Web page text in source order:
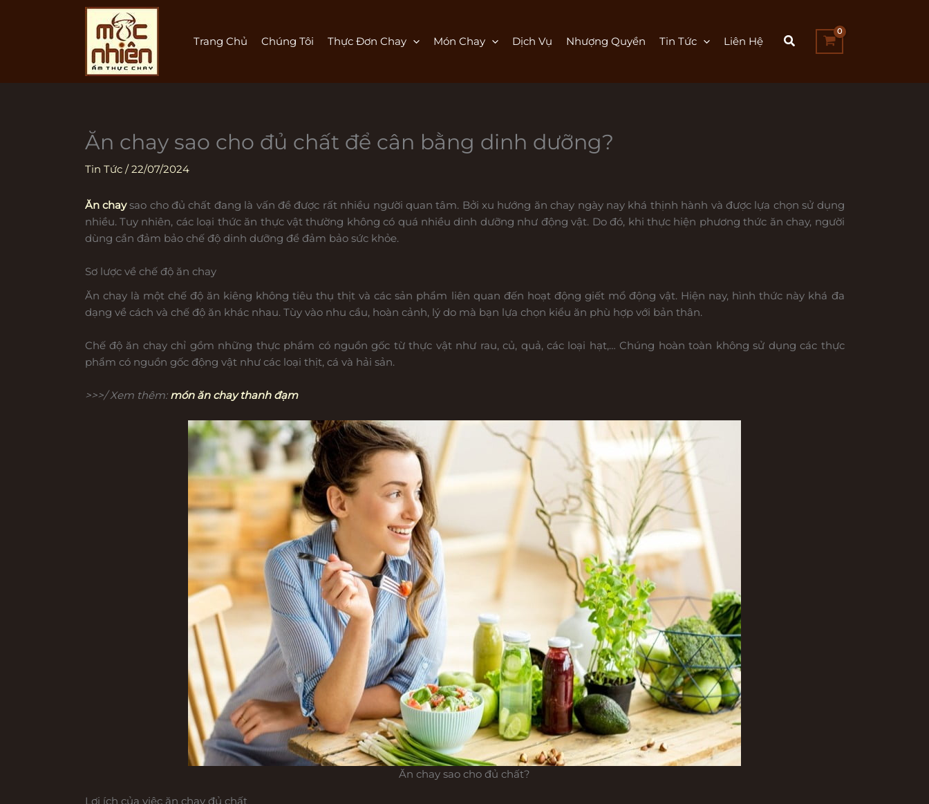
Trang Chủ Chúng Tôi Thực Đơn Chay Món Chay Dịch Vụ Nhượng Quyền Tin Tức Liên Hệ
Ăn chay sao cho đủ chất để cân bằng dinh dưỡng?
Tin Tức/22/07/2024
Ăn chaysao cho đủ chất đang là vấn đề được rất nhiều người quan tâm. Bởi xu hướng ăn chay ngày nay khá thịnh hành và được lựa chọn sử dụng
nhiều. Tuy nhiên, các loại thức ăn thực vật thường không có quá nhiều dinh dưỡng như động vật. Do đó, khi thực hiện phương thức ăn chay, người
dùng cần đảm bảo chế độ dinh dưỡng để đảm bảo sức khỏe.
Sơ lược về chế độ ăn chay
Ăn chay là một chế độ ăn kiêng không tiêu thụ thịt và các sản phẩm liên quan đến hoạt động giết mổ động vật. Hiện nay, hình thức này khá đa
dạng về cách và chế độ ăn khác nhau. Tùy vào nhu cầu, hoàn cảnh, lý do mà bạn lựa chọn kiểu ăn phù hợp với bản thân.
Chế độ ăn chay chỉ gồm những thực phẩm có nguồn gốc từ thực vật như rau, củ, quả, các loại hạt,… Chúng hoàn toàn không sử dụng các thực
phẩm có nguồn gốc động vật như các loại thịt, cá và hải sản.
>>>/ Xem thêm: món ăn chay thanh đạm
Ăn chay sao cho đủ chất?
Lợi ích của việc ăn chay đủ chất